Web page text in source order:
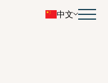
中文